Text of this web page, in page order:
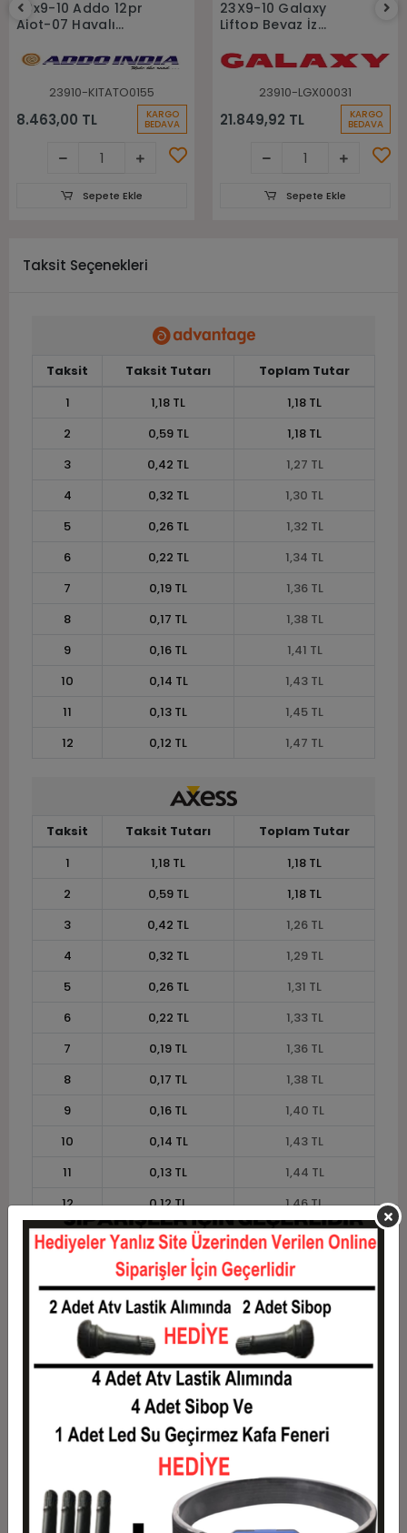
23x9-10 Addo 12pr
Aiot-07 Havalı
23910-KITATO0155
8.463,00 TL KARGO
BEDAVA
Sepete Ekle
23X9-10 Galaxy
Liftop Beyaz İz
Sekmanlı Forklift
Lastiği
23910-LGX00031
21.849,92 TL KARGO
BEDAVA
Sepete Ekle
Taksit Seçenekleri
Taksit Taksit Tutarı
Toplam Tutar
1
1,18 TL
1,18 TL
2
0,59 TL
1,18 TL
3
0,42 TL
1,27 TL
4
0,32 TL
1,30 TL
5
0,26 TL
1,32 TL
6
0,22 TL
1,34 TL
7
0,19 TL
1,36 TL
8
0,17 TL
1,38 TL
9
0,16 TL
1,41 TL
10
0,14 TL
1,43 TL
11
0,13 TL
1,45 TL
12
0,12 TL 1,47 TL
Taksit Taksit Tutarı
Toplam Tutar
1
1,18 TL
1,18 TL
2
0,59 TL
1,18 TL
3
0,42 TL
1,26 TL
4
0,32 TL
1,29 TL
5
0,26 TL
1,31 TL
6
0,22 TL
1,33 TL
7
0,19 TL
1,36 TL
8
0,17 TL
1,38 TL
9
0,16 TL
1,40 TL
10
0,14 TL
1,43 TL
11
0,13 TL
1,44 TL
12
0,12 TL 1,46 TL
Taksit Taksit Tutarı
Toplam Tutar
1,18 TL
1,18 TL
0,59 TL
1,18 TL
0,42 TL
1,26 TL
0,32 TL
5
0,26 TL
1,31 TL
0,22 TL
1,33 TL
7
0,19 TL
1,36 TL